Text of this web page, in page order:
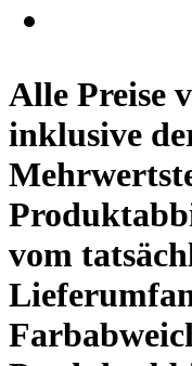
Alle Preise
inklusive
vom